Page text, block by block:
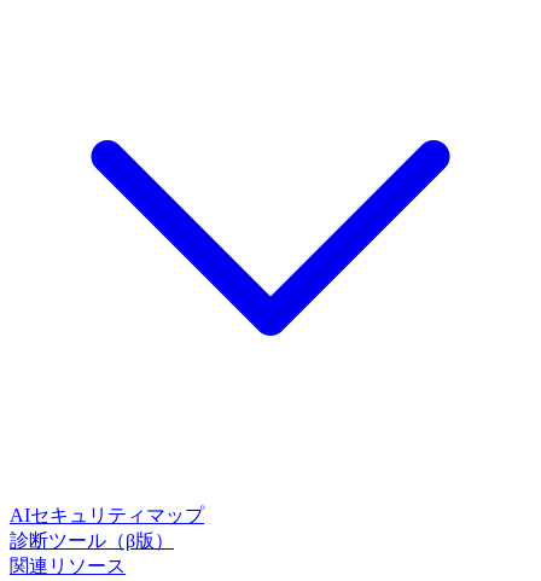
AIセキュリティマップ
診断ツール（β版）
関連リソース